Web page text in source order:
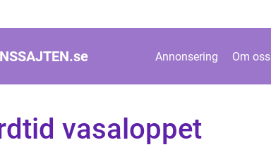
se Annonsering Om oss
vasaloppet